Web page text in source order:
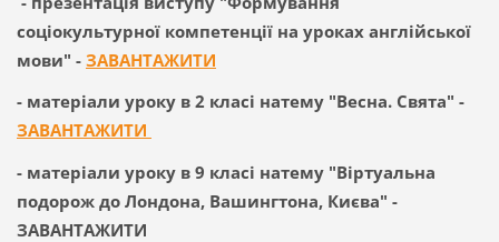
соціокультурної компетенції на уроках англійської
мови" - ЗАВАНТАЖИТИ
- матеріали уроку в 2 класі натему "Весна. Свята" -
ЗАВАНТАЖИТИ
- матеріали уроку в 9 класі натему "Віртуальна
подорож до Лондона, Вашингтона, Києва" -
ЗАВАНТАЖИТИ